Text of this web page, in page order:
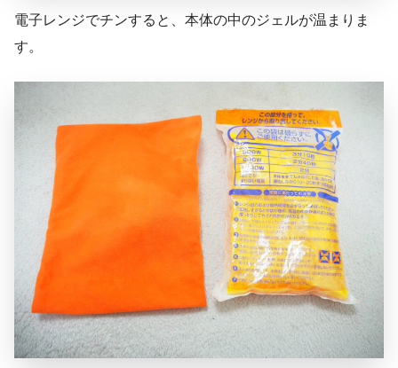
電子レンジでチンすると、本体の中のジェルが温まりま
す。